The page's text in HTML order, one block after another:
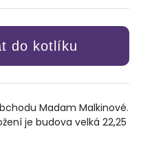
do kotlíku
Madam Malkinové.
je budova velká 22,25